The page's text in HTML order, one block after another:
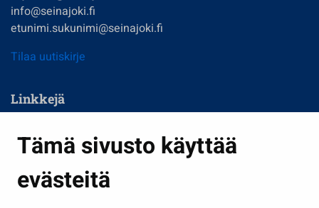
Tämä sivusto käyttää
evästeitä
info@seinajoki.fi
etunimi.sukunimi@seinajoki.fi
Tilaa uutiskirje
Linkkejä
Kasvatus ja opetus
Kulttuuri ja liikunta